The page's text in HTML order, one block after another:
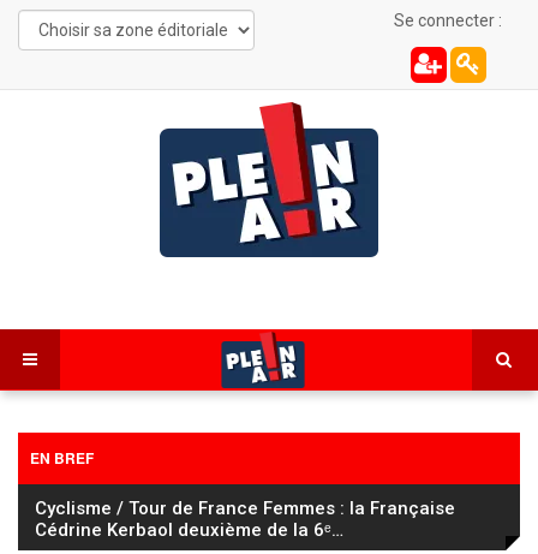
Se connecter :
EN BREF
Cyclisme / Tour de France Femmes : la Française
Cédrine Kerbaol deuxième de la 6ᵉ…